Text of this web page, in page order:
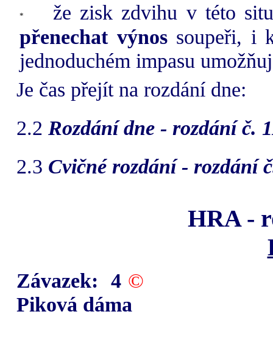
že zisk zdvihu v této
přenechat výnossoupeři, i
jednoduchém impasu
Je čas přejít na rozdání dne:
2.2 Rozdání dne - rozdání č.
2.3 Cvičné rozdání - rozdání
HRA -
Závazek: 4 ©
Piková dáma